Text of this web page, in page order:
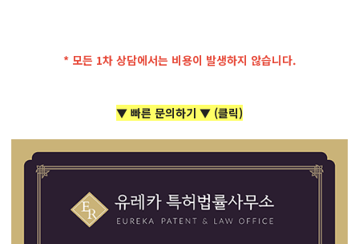
* 모든 1차 상담에서는 비용이 발생하지 않습니다.
▼ 빠른 문의하기 ▼ (클릭)